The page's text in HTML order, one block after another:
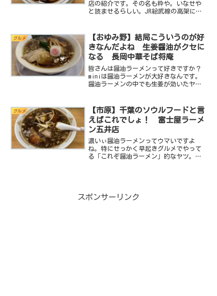
店の紹介です。その名も粋や。いなせや
と読ませるらしい。JR総武線の高架に沿
かこだわりの強そうなお店なので気にな
った方は是非最後までお...
グルメ
【おゆみ野】結局こういうのが好
きなんだよね 生姜醤油がクセに
なる 長岡中華そば将庵
皆さんは醤油ラーメンって好きですか？
miniは醤油ラーメンが大好きなんです。
醤油ラーメンの中でも生姜が効いたヤツ
ゃくちゃ感動したんですが今回は千葉の
おゆみ野でおいしい生...
グルメ
【市原】千葉のソウルフードと言
えばこれでしょ！ 富士屋ラーメ
ン五井店
濃いぃ醤油ラーメンってウマいですよ
ね。特にせっかく早起きグルメでやって
る「これぞ醤油ラーメン」的なヤツ。ま
スポンサーリンク